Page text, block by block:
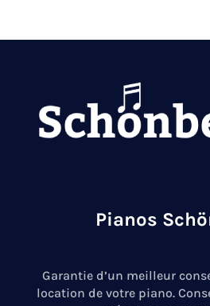
Pianos
Garantie d’un meilleur
location de votre piano.